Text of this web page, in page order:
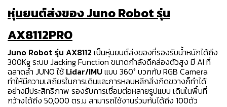
หุ่นยนต์ส่งของ Juno Robot รุ่น
AX8112PRO
Juno Robot รุ่น AX8112 เป็นหุ่นยนต์ส่งของที่รองรับน้ำหนักได้ถึง
300Kg ระบบ Jacking Function ขนาดกำลังดีคล่องตัวสูง มี AI ที่
ฉลาดล้ำ JUNO ใช้Lidar/IMUแบบ 360° บวกกับ RGB Camera
ทำให้มีความเสถียรในการเดินและการหลบหลีกสิ่งกีดขวางก็ทำได้
อย่างมีประสิทธิภาพ รองรับการเชื่อมต่อหลายรูปแบบ เดินในพื้นที่
กว้างได้ถึง 50,000 ตร.ม สามารถใช้งานร่วมกันได้ถึง 100ตัว